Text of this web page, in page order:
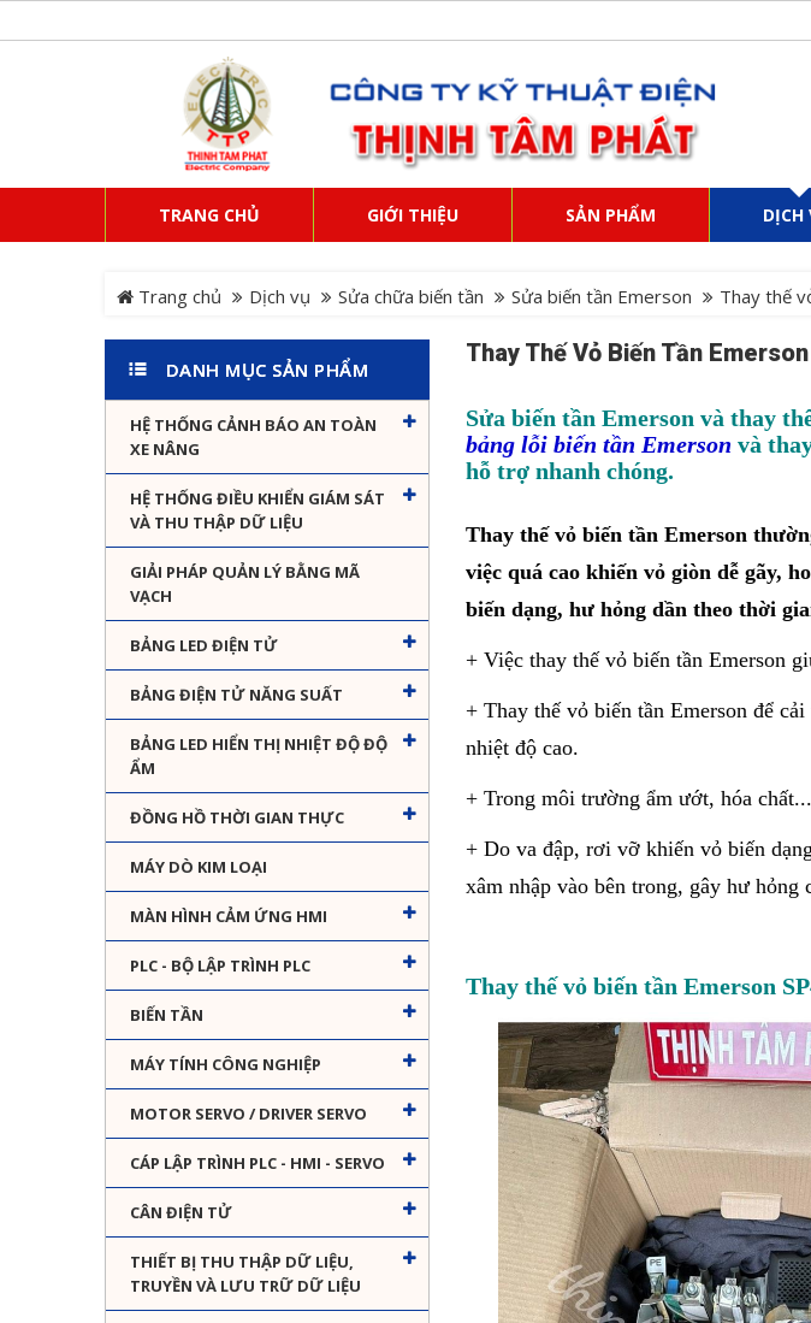
TRANG CHỦ GIỚI THIỆU SẢN PHẨM DỊCH
Trang chủ Dịch vụ Sửa chữa biến tần Sửa biến tần Emerson Thay thế
DANH MỤC SẢN PHẨM
HỆ THỐNG CẢNH BÁO AN TOÀN
XE NÂNG
HỆ THỐNG ĐIỀU KHIỂN GIÁM SÁT
VÀ THU THẬP DỮ LIỆU
GIẢI PHÁP QUẢN LÝ BẰNG MÃ
VẠCH
BẢNG LED ĐIỆN TỬ
BẢNG ĐIỆN TỬ NĂNG SUẤT
BẢNG LED HIỂN THỊ NHIỆT ĐỘ ĐỘ
ẨM
ĐỒNG HỒ THỜI GIAN THỰC
MÁY DÒ KIM LOẠI
MÀN HÌNH CẢM ỨNG HMI
PLC - BỘ LẬP TRÌNH PLC
BIẾN TẦN
MÁY TÍNH CÔNG NGHIỆP
MOTOR SERVO / DRIVER SERVO
CÁP LẬP TRÌNH PLC - HMI - SERVO
CÂN ĐIỆN TỬ
THIẾT BỊ THU THẬP DỮ LIỆU,
TRUYỀN VÀ LƯU TRỮ DỮ LIỆU
Thay Thế Vỏ Biến Tần
Sửa biến tần Emerson và thay
bảng lỗi biến tần Emerson và
hỗ trợ nhanh chóng.
Thay thế vỏ biến tần Emerson
việc quá cao khiến vỏ giòn dễ gãy,
biến dạng, hư hỏng dần theo thời
+ Việc thay thế vỏ biến tần Emerson
+ Thay thế vỏ biến tần Emerson để
nhiệt độ cao.
+ Trong môi trường ẩm ướt, hóa
+ Do va đập, rơi vỡ khiến vỏ biến
xâm nhập vào bên trong, gây hư hỏng
Thay thế vỏ biến tần Emerson